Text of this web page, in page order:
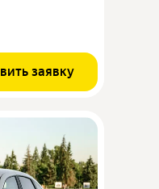
заявку